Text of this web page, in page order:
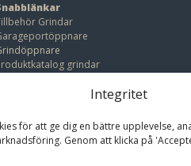
Integritet
för att ge dig en bättre upplevelse,
Genom att klicka på
Grindar
grindar